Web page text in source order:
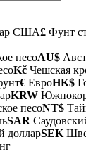
США£ Фунт
песоAU$
Kč Чешская
€ ЕвроHK$
KRW
песоNT$
SAR
долларSEK